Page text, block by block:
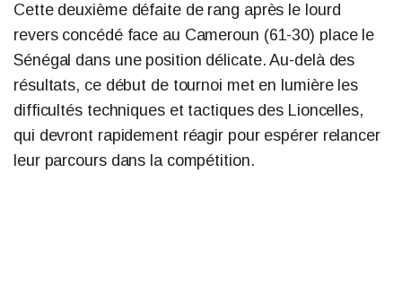
Cette deuxième défaite de rang après le lourd
revers concédé face au Cameroun (61-30) place le
Sénégal dans une position délicate. Au-delà des
résultats, ce début de tournoi met en lumière les
difficultés techniques et tactiques des Lioncelles,
qui devront rapidement réagir pour espérer relancer
leur parcours dans la compétition.